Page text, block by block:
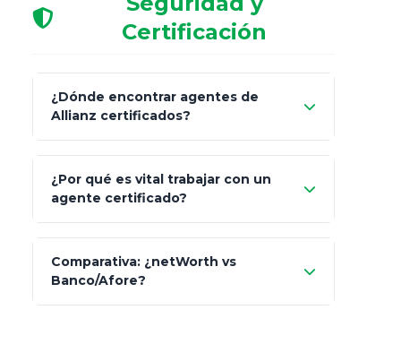
Certificación
¿Dónde encontrar agentes de
Allianz certificados?
Seguros y Fianzas (CNSF)
netWorth
¿Por qué es vital trabajar con un
agente certificado?
consultor técnico
legalmente facultado
Comparativa: ¿netWorth vs
Banco/Afore?